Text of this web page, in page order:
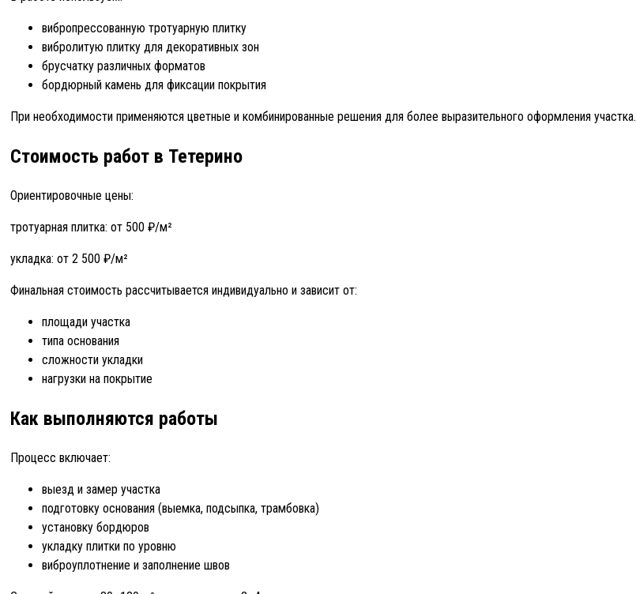
вибропрессованную тротуарную плитку
вибролитую плитку для декоративных зон
брусчатку различных форматов
бордюрный камень для фиксации покрытия
При необходимости применяются цветные и комбинированные решения для более выразительного оформления участка.
Стоимость работ в Тетерино
Ориентировочные цены:
тротуарная плитка: от 500 ₽/м²
укладка: от 2 500 ₽/м²
Финальная стоимость рассчитывается индивидуально и зависит от:
площади участка
типа основания
сложности укладки
нагрузки на покрытие
Как выполняются работы
Процесс включает:
выезд и замер участка
подготовку основания (выемка, подсыпка, трамбовка)
установку бордюров
укладку плитки по уровню
виброуплотнение и заполнение швов